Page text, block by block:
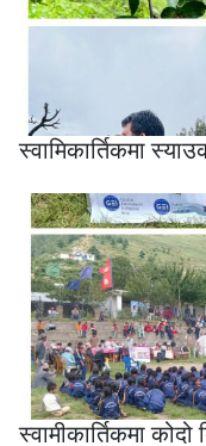
स्वामिकार्तिकमा
स्वामीकार्तिकमा